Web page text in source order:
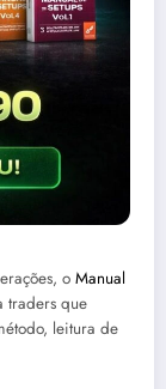
o Manual
traders que
leitura de